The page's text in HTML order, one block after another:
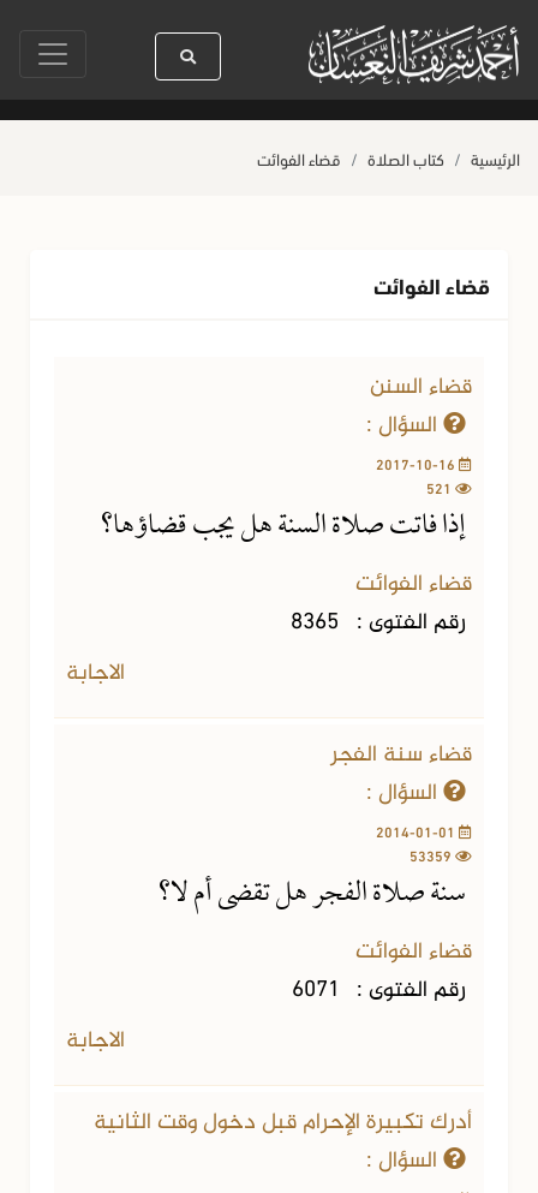
ﷺ كله رحمة صلاة آخر أربعاء من صفر حياة القلوب وصحتها بالعمل
الرئيسية كتاب الصلاة قضاء الفوائت
قضاء الفوائت
قضاء السنن
السؤال :
إذا فاتت صلاة السنة هل يجب قضاؤها؟
قضاء الفوائت
رقم الفتوى : 8365
الاجابة
قضاء سنة الفجر
السؤال :
سنة صلاة الفجر هل تقضى أم لا؟
قضاء الفوائت
رقم الفتوى : 6071
الاجابة
أدرك تكبيرة الإحرام قبل دخول وقت الثانية
السؤال :